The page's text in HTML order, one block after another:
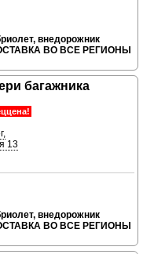
внедорожник
ВО ВСЕ РЕГИОНЫ
багажника
13
внедорожник
ВО ВСЕ РЕГИОНЫ